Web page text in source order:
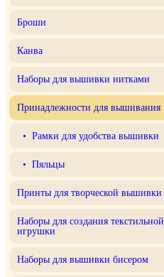
Броши
Канва
Наборы для вышивки нитками
Принадлежности для вышивания
• Рамки для удобства вышивки
• Пяльцы
Принты для творческой вышивки
Наборы для создания текстильной
игрушки
Наборы для вышивки бисером